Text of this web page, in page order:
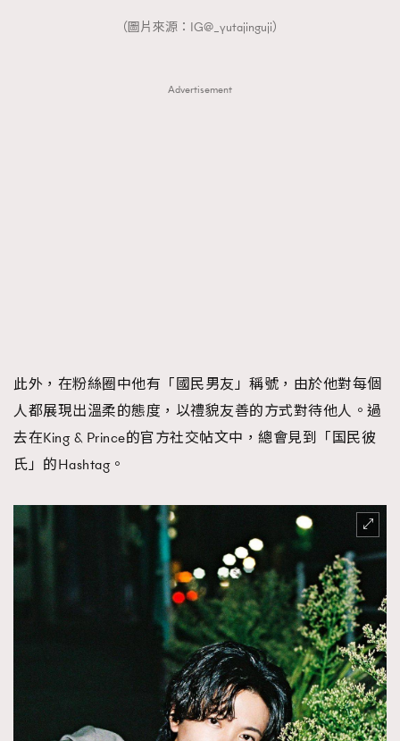
（圖片來源：IG@_yutajinguji）
Advertisement
此外，在粉絲圈中他有「國民男友」稱號，由於他對每個
人都展現出溫柔的態度，以禮貌友善的方式對待他人。過
去在King & Prince的官方社交帖文中，總會見到「国民彼
氏」的Hashtag。